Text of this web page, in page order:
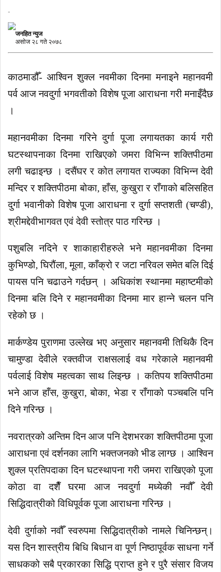
-
जनहित न्युज
असाेज २८ गते २०७८
काठमाडौँ- आश्विन शुक्ल नवमीका दिनमा मनाइने महानवमी
पर्व आज नवदुर्गा भगवतीको विशेष पूजा आराधना गरी मनाइँदैछ
।
महानवमीका दिनमा गरिने दुर्गा पूजा लगायतका कार्य गरी
घटस्थापनाका दिनमा राखिएको जमरा विभिन्न शक्तिपीठमा
लगी चढाइन्छ । दसैंघर र कोत लगायत राज्यका विभिन्न देवी
मन्दिर र शक्तिपीठमा बोका, हाँस, कुखुरा र राँगाको बलिसहित
दुर्गा भवानीको विशेष पूजा आराधना र दुर्गा सप्तशती (चण्डी),
श्रीमद्देवीभागवत एवं देवी स्तोत्र पाठ गरिन्छ ।
पशुबलि नदिने र शाकाहारीहरुले भने महानवमीका दिनमा
कुभिण्डो, घिरौंला, मूला, काँक्रो र जटा नरिवल समेत बलि दिई
पायस पनि चढाउने गर्दछन् । अधिकांश स्थानमा महाष्टमीको
दिनमा बलि दिने र महानवमीका दिनमा मार हान्ने चलन पनि
रहेको छ ।
मार्कण्डेय पुराणमा उल्लेख भए अनुसार महानवमी तिथिकै दिन
चामुण्डा देवीले रक्तवीज राक्षसलाई वध गरेकाले महानवमी
पर्वलाई विशेष महत्वका साथ लिइन्छ । कतिपय शक्तिपीठमा
भने आज हाँस, कुखुरा, बोका, भेडा र राँगाको पञ्चबलि पनि
दिने गरिन्छ ।
नवरात्रको अन्तिम दिन आज पनि देशभरका शक्तिपीठमा पूजा
आराधना एवं दर्शनका लागि भक्तजनको भीड लाग्छ । आश्विन
शुक्ल प्रतिपदाका दिन घटस्थापना गरी जमरा राखिएको पूजा
कोठा वा दशैँ घरमा आज नवदुर्गा मध्येकी नवौँ देवी
सिद्धिदात्रीको विधिपूर्वक पूजा आराधना गरिन्छ ।
देवी दुर्गाको नवौँ स्वरुपमा सिद्धिदात्रीको नामले चिनिन्छन्।
यस दिन शास्त्रीय बिधि बिधान वा पूर्ण निष्ठापूर्वक साधना गर्ने
साधकको सबै प्रकारका सिद्धि प्राप्त हुने र पुरै संसार विजय